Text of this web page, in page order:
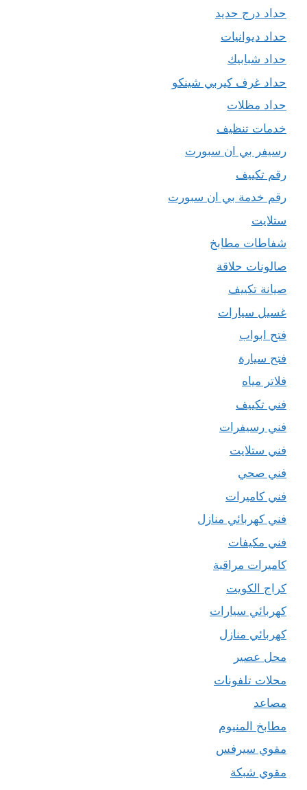
حداد درج حديد
حداد ديوانيات
حداد شبابيك
حداد غرف كيربي شينكو
حداد مظلات
خدمات تنظيف
رسيفر بي ان سبورت
رقم تكييف
رقم خدمة بي ان سبورت
ستلايت
شفاطات مطابخ
صالونات حلاقة
صيانة تكييف
غسيل سيارات
فتح ابواب
فتح سيارة
فلاتر مياه
فني تكييف
فني رسيفرات
فني ستلايت
فني صحي
فني كاميرات
فني كهربائي منازل
فني مكيفات
كاميرات مراقبة
كراج الكويت
كهربائي سيارات
كهربائي منازل
محل عصير
محلات تلفونات
مصاعد
مطابخ المنيوم
مقوي سيرفس
مقوي شبكة